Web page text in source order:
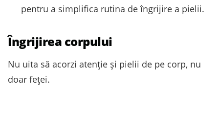
pentru a simplifica rutina de îngrijire a pielii.
Îngrijirea corpului
Nu uita să acorzi atenție și pielii de pe corp, nu
doar feței.